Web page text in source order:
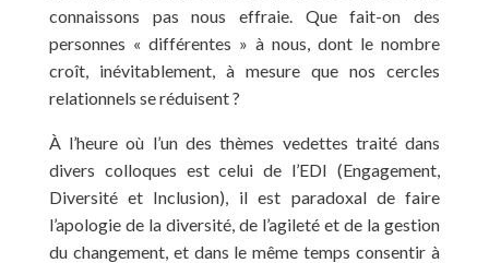
connaissons pas nous effraie. Que fait-on des
personnes « différentes » à nous, dont le nombre
croît, inévitablement, à mesure que nos cercles
relationnels se réduisent ?
À l’heure où l’un des thèmes vedettes traité dans
divers colloques est celui de l’EDI (Engagement,
Diversité et Inclusion), il est paradoxal de faire
l’apologie de la diversité, de l’agileté et de la gestion
du changement, et dans le même temps consentir à